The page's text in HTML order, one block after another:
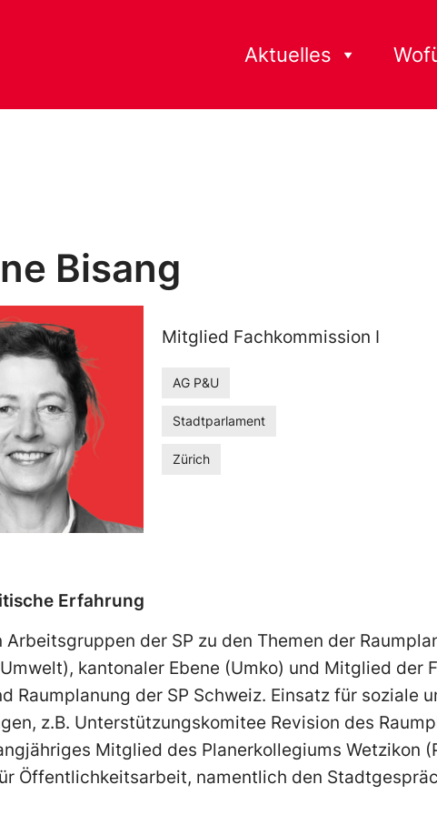
Aktuelles
Bisang
Mitglied Fachkommission I
AG P&U
Stadtparlament
Zürich
Erfahrung
der SP zu den Themen der
kantonaler Ebene (Umko) und Mitglied der
Raumplanung der SP Schweiz. Einsatz für soziale
z.B. Unterstützungskomitee Revision des
Mitglied des Planerkollegiums Wetzikon
Öffentlichkeitsarbeit, namentlich den